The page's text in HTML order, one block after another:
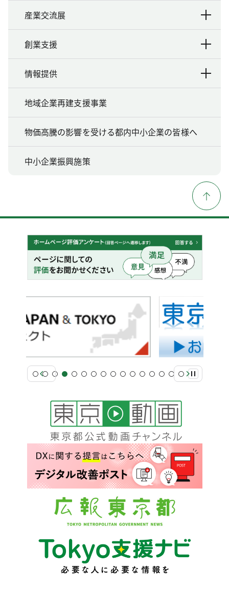
産業交流展
創業支援
情報提供
地域企業再建支援事業
物価高騰の影響を受ける都内中小企業の皆様へ
中小企業振興施策